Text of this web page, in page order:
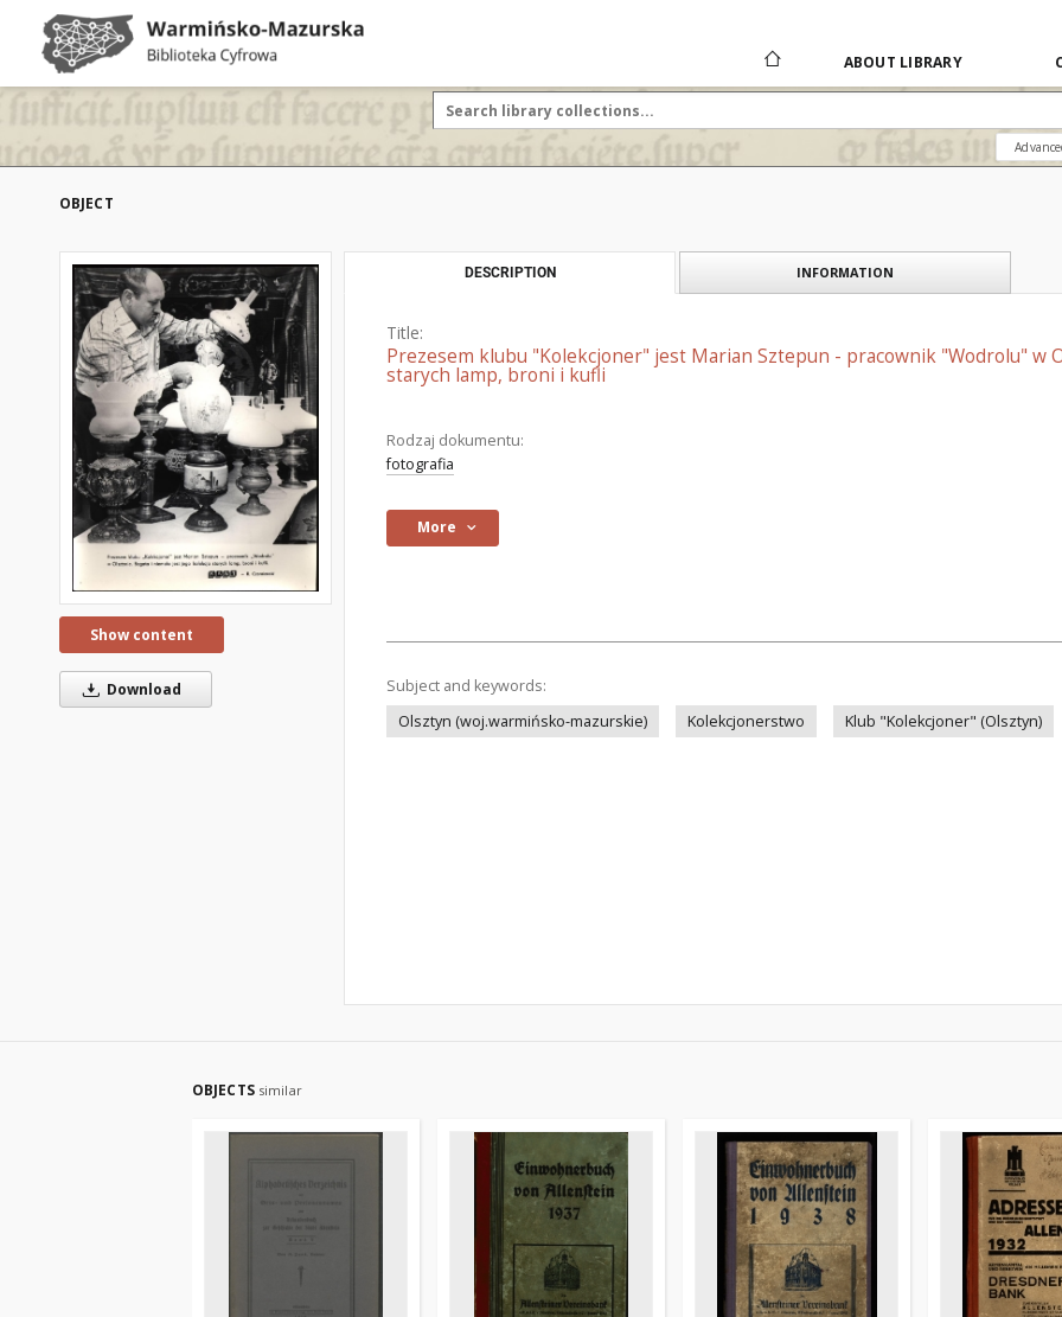
ABOUT LIBRARY
OBJECT
Show content
Download
DESCRIPTION INFORMATION
Title:
Prezesem klubu "Kolekcjoner" jest Marian Sztepun - pracownik "Wodrolu" w
starych lamp, broni i kufli
Rodzaj dokumentu:
fotografia
More
Subject and keywords:
Olsztyn (woj.warmińsko-mazurskie)
Kolekcjonerstwo Klub "Kolekcjoner" (Olsztyn)
OBJECTS similar